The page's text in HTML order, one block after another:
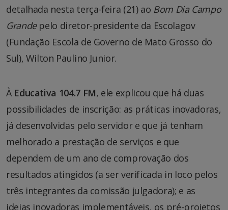
detalhada nesta terça-feira (21) ao Bom Dia Campo
Grandepelo diretor-presidente da Escolagov
(Fundação Escola de Governo de Mato Grosso do
Sul), Wilton Paulino Junior.
À Educativa 104.7 FM, ele explicou que há duas
possibilidades de inscrição: as práticas inovadoras,
já desenvolvidas pelo servidor e que já tenham
melhorado a prestação de serviços e que
dependem de um ano de comprovação dos
resultados atingidos (a ser verificada in loco pelos
três integrantes da comissão julgadora); e as
ideias inovadoras implementáveis, os pré-projetos